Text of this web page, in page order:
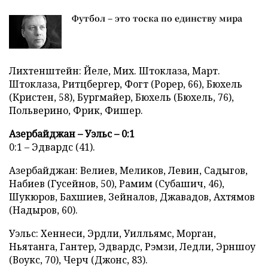
Футбол – это тоска по единству мира
Лихтенштейн: Йеле, Мих. Штоклаза, Март.
Штоклаза, Ритцбергер, Фогт (Рорер, 66), Бюхель
(Кристен, 58), Бургмайер, Бюхель (Бюхель, 76),
Польверино, Фрик, Фишер.
Азербайджан – Уэльс – 0:1
0:1 – Эдвардс (41).
Азербайджан: Велиев, Меликов, Левин, Садыгов,
Набиев (Гусейнов, 50), Рамим (Субашич, 46),
Шукюров, Бахшиев, Зейналов, Джавадов, Ахтямов
(Надыров, 60).
Уэльс: Хеннеси, Эрдли, Уилльямс, Морган,
Ньятанга, Гантер, Эдвардс, Рэмзи, Ледли, Эрншоу
(Воукс, 70), Черч (Джонс, 83).